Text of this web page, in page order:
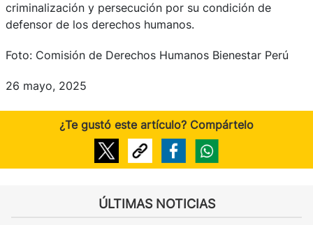
criminalización y persecución por su condición de
defensor de los derechos humanos.
Foto: Comisión de Derechos Humanos Bienestar Perú
26 mayo, 2025
¿Te gustó este artículo? Compártelo
ÚLTIMAS NOTICIAS